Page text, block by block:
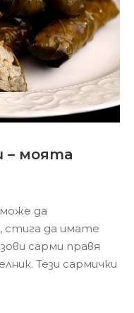
– моята
да
стига да имате
сарми правя
Тези сармички